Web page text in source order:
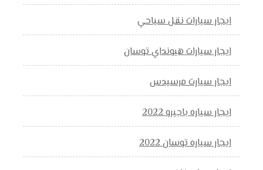
ايجار سيارات نقل سياحي
ايجار سيارات هيونداي توسان
ايجار سيارت مرسيدس
ايجار سياره باجيرو 2022
ايجار سياره توسان 2022